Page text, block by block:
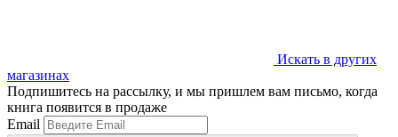
Искать в других
магазинах
Подпишитесь на рассылку, и мы пришлем вам письмо, когда
книга появится в продаже
Email